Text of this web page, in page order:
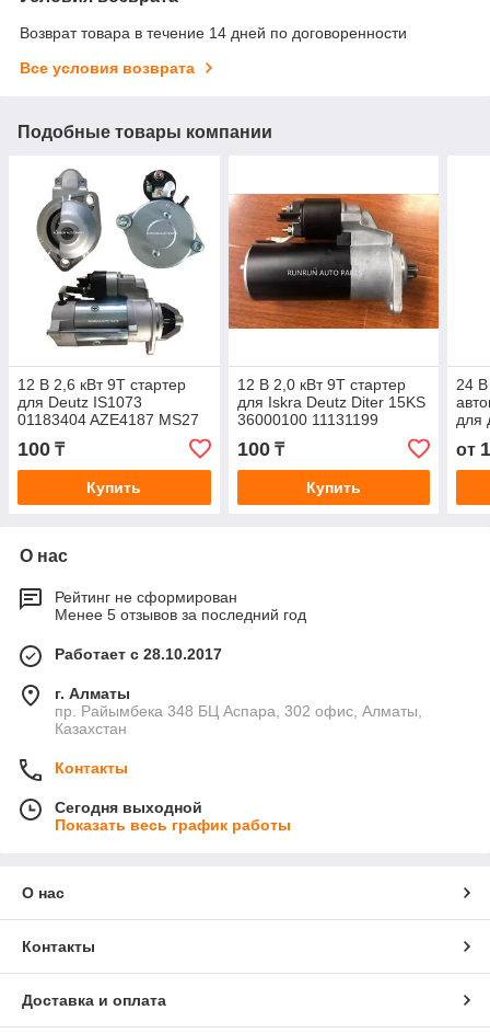
Возврат товара в течение 14 дней по договоренности
Все условия возврата
Подобные товары компании
12 В 2,6 кВт 9T стартер
для Deutz IS1073
01183404 AZE4187 MS27
100 ₸
Купить
12 В 2,0 кВт 9T стартер
для Iskra Deutz Diter 15KS
36000100 11131199
AZE2641 72736073 MS445
100₸
Купить
24 В
для
от
О нас
Рейтинг не сформирован
Менее 5 отзывов за последний год
Работает с 28.10.2017
г. Алматы
пр. Райымбека 348 БЦ Аспара, 302 офис, Алматы,
Казахстан
Контакты
Сегодня выходной
Показать весь график работы
О нас
Контакты
Доставка и оплата